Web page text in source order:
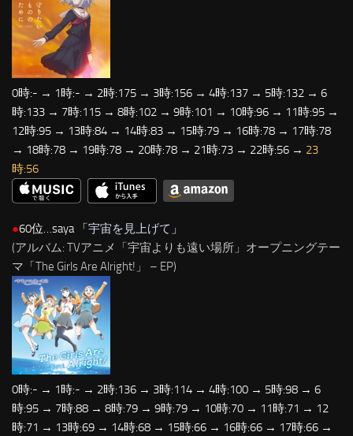
0時:- → 1時:- → 2時:175 → 3時:156 → 4時:137 → 5時:132 → 6
時:133 → 7時:115 → 8時:102 → 9時:101 → 10時:96 → 11時:95 →
12時:95 → 13時:84 → 14時:83 → 15時:79 → 16時:78 → 17時:78
→ 18時:78 → 19時:78 → 20時:78 → 21時:73 → 22時:56 → 23
時:56
●60位…saya 「宇宙を見上げて 」
(アルバム: TVアニメ「宇宙よりも遠い場所」オープニングテー
マ「The Girls Are Alright!」 – EP)
0時:- → 1時:- → 2時:136 → 3時:114 → 4時:100 → 5時:98 → 6
時:95 → 7時:88 → 8時:79 → 9時:79 → 10時:70 → 11時:71 → 12
時:71 → 13時:69 → 14時:68 → 15時:66 → 16時:66 → 17時:66 →